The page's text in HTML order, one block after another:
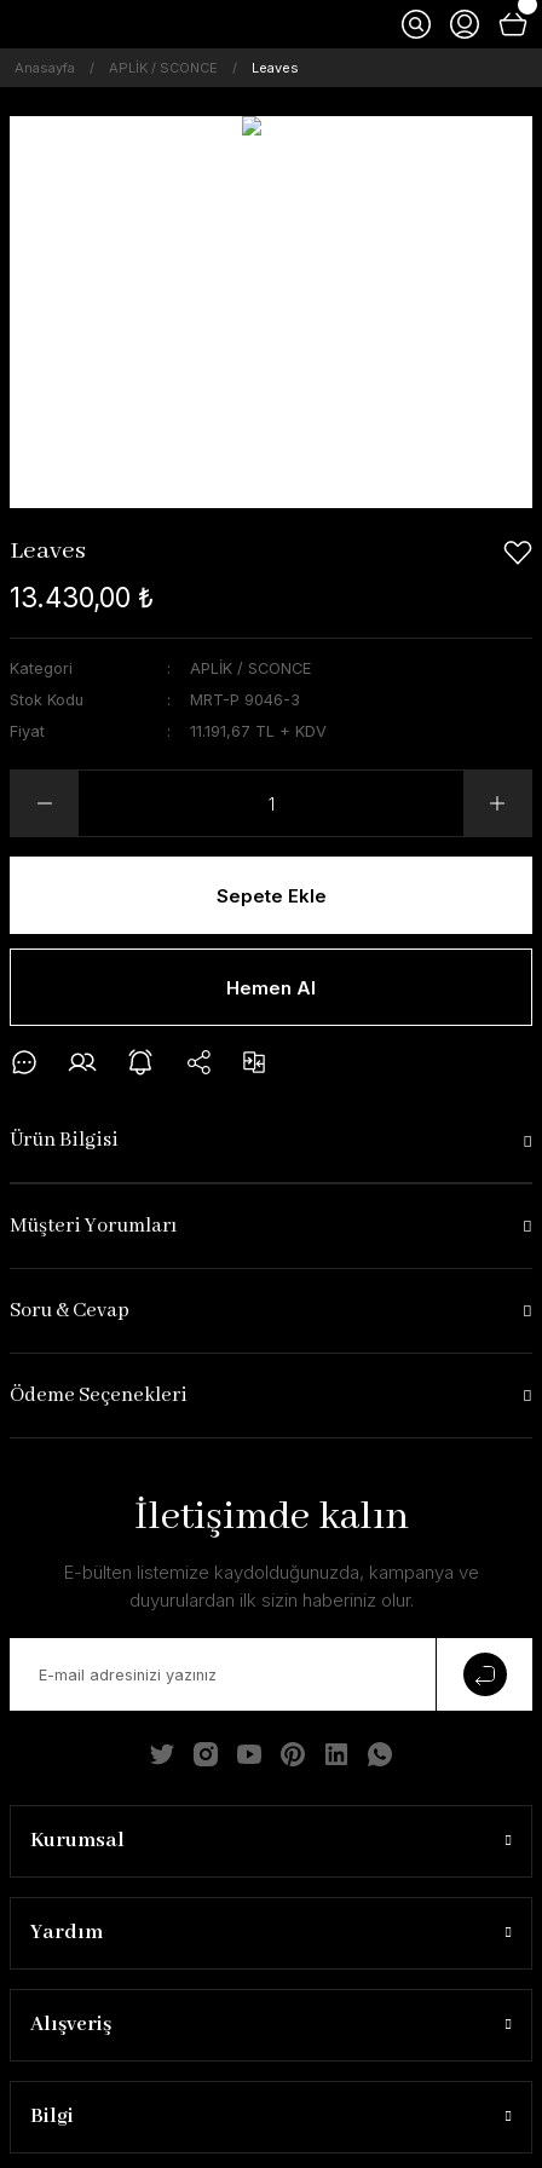
Anasayfa APLİK / SCONCE Leaves
Leaves
13.430,00 ₺
Kategori
APLİK / SCONCE
Stok Kodu
MRT-P 9046-3
Fiyat
11.191,67 TL + KDV
Sepete Ekle
Hemen Al
Ürün Bilgisi
Müşteri Yorumları
Soru & Cevap
Ödeme Seçenekleri
İletişimde kalın
E-bülten listemize kaydolduğunuzda, kampanya ve
duyurulardan ilk sizin haberiniz olur.
Kurumsal
Yardım
Alışveriş
Bilgi